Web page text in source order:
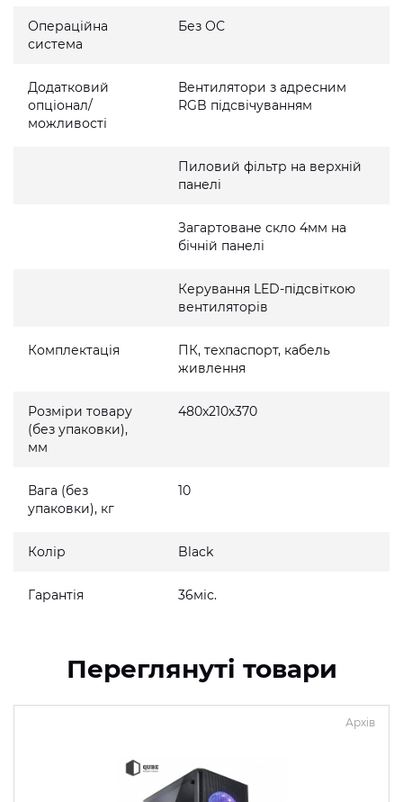
Операційна
система
Без ОС
Додатковий
опціонал/
можливості
Вентилятори з адресним
RGB підсвічуванням
Пиловий фільтр на верхній
панелі
Загартоване скло 4мм на
бічній панелі
Керування LED-підсвіткою
вентиляторів
Комплектація
ПК, техпаспорт, кабель
живлення
Розміри товару
(без упаковки),
мм
480x210x370
Вага (без
упаковки), кг
10
Колір Black
Гарантія 36міс.
Переглянуті товари
Архів